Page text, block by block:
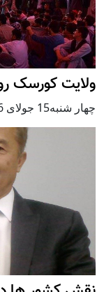
ولایت کورسک
چهار شنبه15 جولای 2026